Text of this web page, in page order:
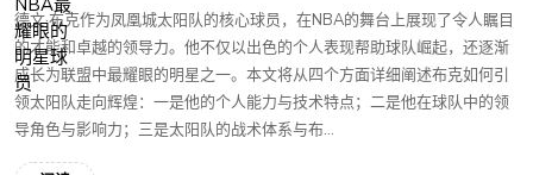
德文·布克作为凤凰城太阳队的核心球员，在NBA的舞台上展现了令人瞩目
的才能和卓越的领导力。他不仅以出色的个人表现帮助球队崛起，还逐渐
成长为联盟中最耀眼的明星之一。本文将从四个方面详细阐述布克如何引
领太阳队走向辉煌：一是他的个人能力与技术特点；二是他在球队中的领
导角色与影响力；三是太阳队的战术体系与布...